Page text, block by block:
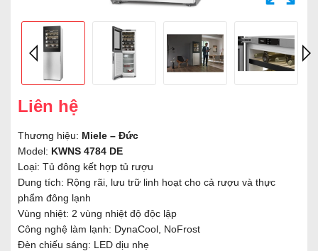
Liên hệ
Thương hiệu: Miele – Đức
Model: KWNS 4784 DE
Loại: Tủ đông kết hợp tủ rượu
Dung tích: Rộng rãi, lưu trữ linh hoạt cho cả rượu và thực
phẩm đông lạnh
Vùng nhiệt: 2 vùng nhiệt độ độc lập
Công nghệ làm lạnh: DynaCool, NoFrost
Đèn chiếu sáng: LED dịu nhẹ